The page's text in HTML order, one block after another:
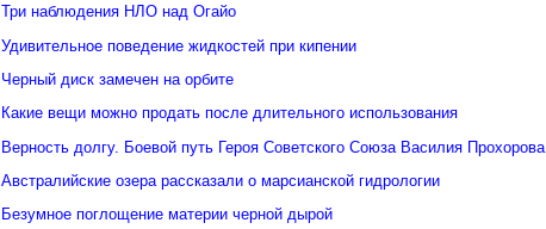
Три наблюдения НЛО над Огайо
Удивительное поведение жидкостей при кипении
Черный диск замечен на орбите
Какие вещи можно продать после длительного использования
Верность долгу. Боевой путь Героя Советского Союза Василия Прохорова
Австралийские озера рассказали о марсианской гидрологии
Безумное поглощение материи черной дырой